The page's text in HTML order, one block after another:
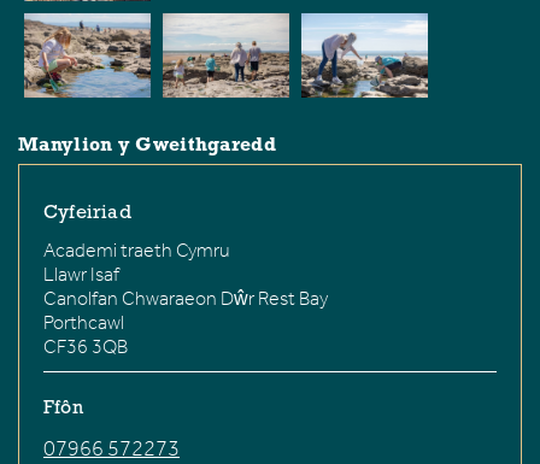
Manylion y Gweithgaredd
Cyfeiriad
Academi traeth Cymru
Llawr Isaf
Canolfan Chwaraeon Dŵr Rest Bay
Porthcawl
CF36 3QB
Ffôn
07966 572273